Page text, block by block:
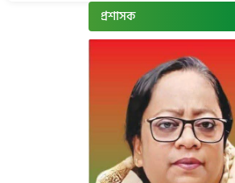
প্রশাসক